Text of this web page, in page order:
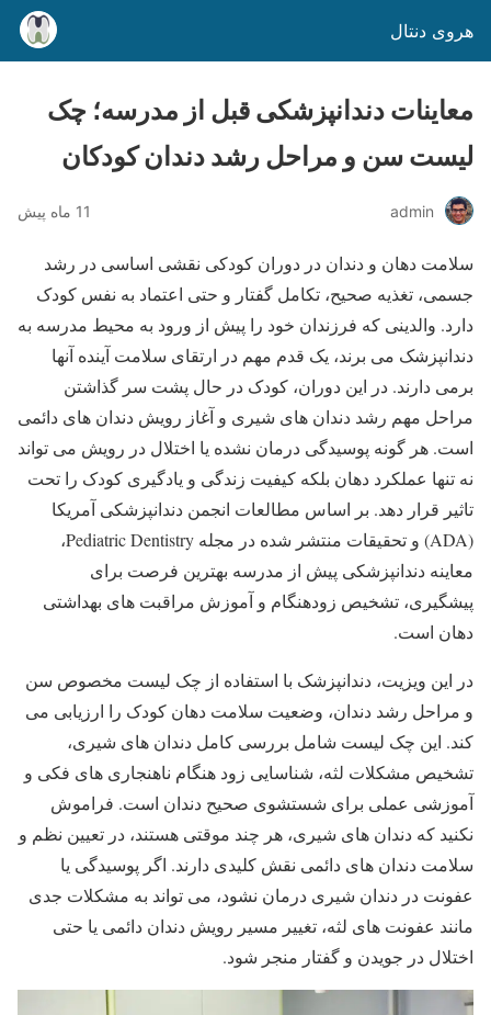
هروی دنتال
معاینات دندانپزشکی قبل از مدرسه؛ چک
لیست سن و مراحل رشد دندان کودکان
admin 11 ماه پیش
سلامت دهان و دندان در دوران کودکی نقشی اساسی در رشد
جسمی، تغذیه صحیح، تکامل گفتار و حتی اعتماد به نفس کودک
دارد. والدینی که فرزندان خود را پیش از ورود به محیط مدرسه به
دندانپزشک می برند، یک قدم مهم در ارتقای سلامت آینده آنها
برمی دارند. در این دوران، کودک در حال پشت سر گذاشتن
مراحل مهم رشد دندان های شیری و آغاز رویش دندان های دائمی
است. هر گونه پوسیدگی درمان نشده یا اختلال در رویش می تواند
نه تنها عملکرد دهان بلکه کیفیت زندگی و یادگیری کودک را تحت
تاثیر قرار دهد. بر اساس مطالعات انجمن دندانپزشکی آمریکا
(ADA) و تحقیقات منتشر شده در مجله Pediatric Dentistry،
معاینه دندانپزشکی پیش از مدرسه بهترین فرصت برای
پیشگیری، تشخیص زودهنگام و آموزش مراقبت های بهداشتی
دهان است.
در این ویزیت، دندانپزشک با استفاده از چک لیست مخصوص سن
و مراحل رشد دندان، وضعیت سلامت دهان کودک را ارزیابی می
کند. این چک لیست شامل بررسی کامل دندان های شیری،
تشخیص مشکلات لثه، شناسایی زود هنگام ناهنجاری های فکی و
آموزشی عملی برای شستشوی صحیح دندان است. فراموش
نکنید که دندان های شیری، هر چند موقتی هستند، در تعیین نظم و
سلامت دندان های دائمی نقش کلیدی دارند. اگر پوسیدگی یا
عفونت در دندان شیری درمان نشود، می تواند به مشکلات جدی
مانند عفونت های لثه، تغییر مسیر رویش دندان دائمی یا حتی
اختلال در جویدن و گفتار منجر شود.